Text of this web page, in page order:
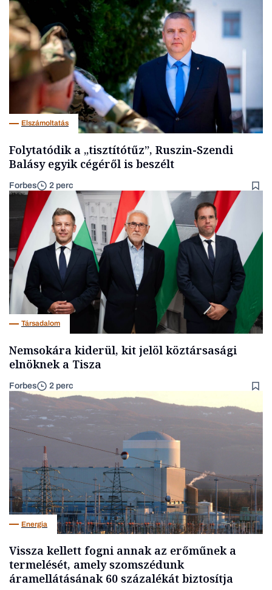
Elszámoltatás
Folytatódik a „tisztítótűz”, Ruszin-Szendi
Balásy egyik cégéről is beszélt
Forbes 2 perc
Társadalom
Nemsokára kiderül, kit jelöl köztársasági
elnöknek a Tisza
Forbes 2 perc
Energia
Vissza kellett fogni annak az erőműnek a
termelését, amely szomszédunk
áramellátásának 60 százalékát biztosítja